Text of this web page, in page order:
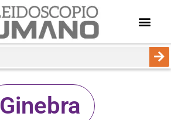
Ginebra